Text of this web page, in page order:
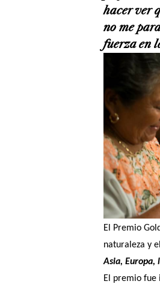
hacer ver
no me
fuerza en
El Premio
naturaleza y
Asia, Europa,
El premio fue